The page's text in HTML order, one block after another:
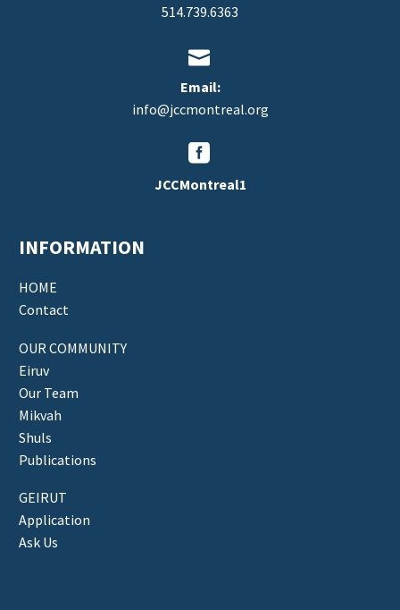
514.739.6363


Email:
info@jccmontreal.org


JCCMontreal1
INFORMATION
HOME
Contact
OUR COMMUNITY
Eiruv
Our Team
Mikvah
Shuls
Publications
GEIRUT
Application
Ask Us